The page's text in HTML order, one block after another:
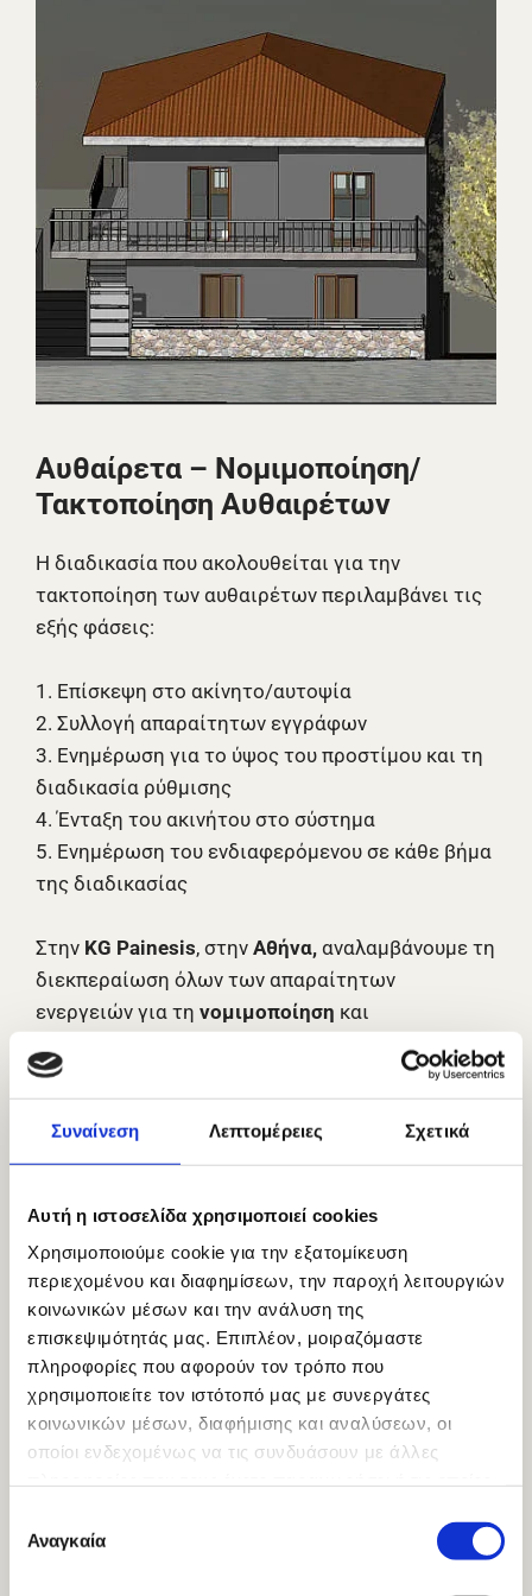
Συναίνεση Λεπτομέρειες Σχετικά
Αυτή η ιστοσελίδα χρησιμοποιεί cookies
Χρησιμοποιούμε cookie για την εξατομίκευση
περιεχομένου και διαφημίσεων, την παροχή λειτουργιών
κοινωνικών μέσων και την ανάλυση της
επισκεψιμότητάς μας. Επιπλέον, μοιραζόμαστε
πληροφορίες που αφορούν τον τρόπο που
χρησιμοποιείτε τον ιστότοπό μας με συνεργάτες
κοινωνικών μέσων, διαφήμισης και αναλύσεων, οι
οποίοι ενδεχομένως να τις συνδυάσουν με άλλες
των υπηρεσιών τους.
συγκατάθεσης
Αναγκαία
Αυθαίρετα – Νομιμοποίηση/
Τακτοποίηση Αυθαιρέτων
Η διαδικασία που ακολουθείται για την
τακτοποίηση των αυθαιρέτων περιλαμβάνει τις
εξής φάσεις:
1. Επίσκεψη στο ακίνητο/αυτοψία
2. Συλλογή απαραίτητων εγγράφων
3. Ενημέρωση για το ύψος του προστίμου και τη
διαδικασία ρύθμισης
4. Ένταξη του ακινήτου στο σύστημα
5. Ενημέρωση του ενδιαφερόμενου σε κάθε βήμα
της διαδικασίας
Στην KG Painesis, στην Αθήνα, αναλαμβάνουμε τη
διεκπεραίωση όλων των απαραίτητων
ενεργειών για τη νομιμοποίηση και
και
κατασκευών
νομοθεσία.